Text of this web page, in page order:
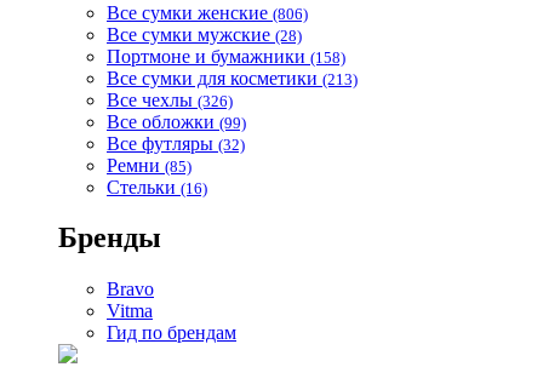
Все сумки женские (806)
Все сумки мужские (28)
Портмоне и бумажники (158)
Все сумки для косметики (213)
Все чехлы (326)
Все обложки (99)
Все футляры (32)
Ремни (85)
Стельки (16)
Бренды
Bravo
Vitma
Гид по брендам